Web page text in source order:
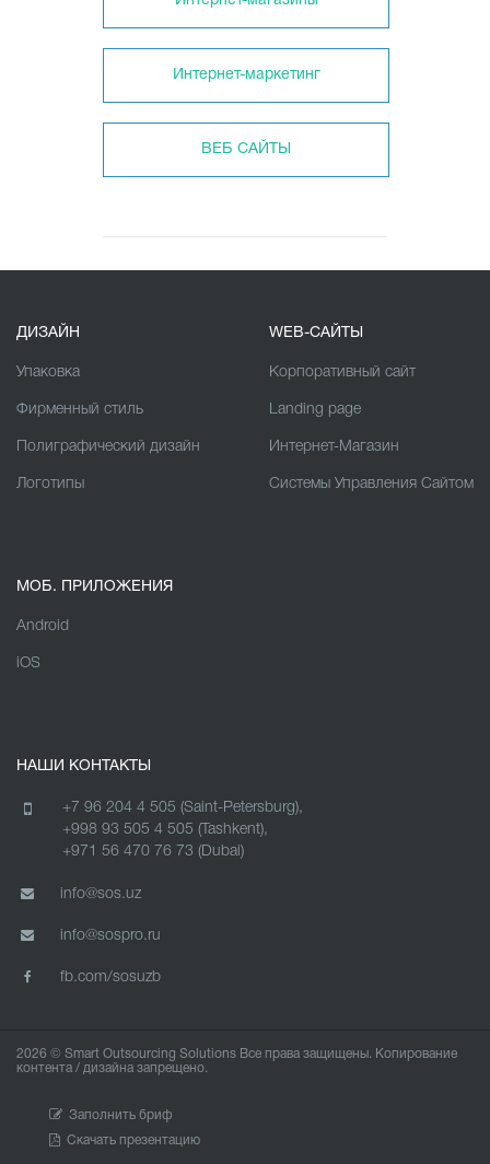
Интернет-маркетинг
ВЕБ САЙТЫ
ДИЗАЙН
Упаковка
Фирменный стиль
Полиграфический дизайн
Логотипы
WEB-САЙТЫ
Корпоративный сайт
Landing page
Интернет-Магазин
Cистемы Управления Сайтом
МОБ. ПРИЛОЖЕНИЯ
Android
iOS
НАШИ КОНТАКТЫ
+7 96 204 4 505 (Saint-Petersburg),
+998 93 505 4 505 (Tashkent),
+971 56 470 76 73 (Dubai)
info@sos.uz
info@sospro.ru
fb.com/sosuzb
2026 © Smart Outsourcing Solutions Все права защищены. Копирование
контента / дизайна запрещено.
Заполнить бриф
Скачать презентацию